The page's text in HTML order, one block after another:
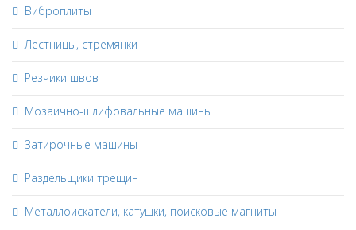
Виброплиты
Лестницы, стремянки
Резчики швов
Мозаично-шлифовальные машины
Затирочные машины
Раздельщики трещин
Металлоискатели, катушки, поисковые магниты